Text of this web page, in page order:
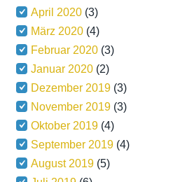
April 2020 (3)
März 2020 (4)
Februar 2020 (3)
Januar 2020 (2)
Dezember 2019 (3)
November 2019 (3)
Oktober 2019 (4)
September 2019 (4)
August 2019 (5)